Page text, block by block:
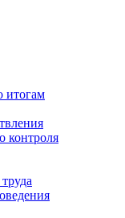
итогам
контроля